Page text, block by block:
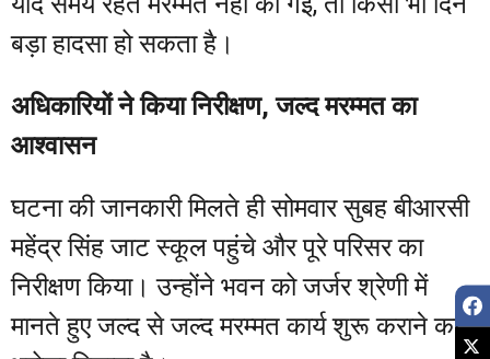
बड़ा हादसा हो सकता है।
अधिकारियों ने किया निरीक्षण, जल्द मरम्मत का
आश्वासन
घटना की जानकारी मिलते ही सोमवार सुबह बीआरसी
महेंद्र सिंह जाट स्कूल पहुंचे और पूरे परिसर का
निरीक्षण किया। उन्होंने भवन को जर्जर श्रेणी में
मानते हुए जल्द से जल्द मरम्मत कार्य शुरू कराने का